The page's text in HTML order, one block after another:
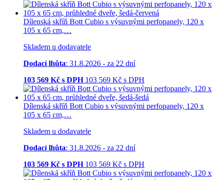
Dílenská skříň Bott Cubio s výsuvnými perfopanely, 120 x
105 x 65 cm,…
Skladem u dodavatele
Dodací lhůta: 31.8.2026 - za 22 dní
103 569 Kč s DPH 103 569 Kč s DPH
Dílenská skříň Bott Cubio s výsuvnými perfopanely, 120 x
105 x 65 cm,…
Skladem u dodavatele
Dodací lhůta: 31.8.2026 - za 22 dní
103 569 Kč s DPH 103 569 Kč s DPH